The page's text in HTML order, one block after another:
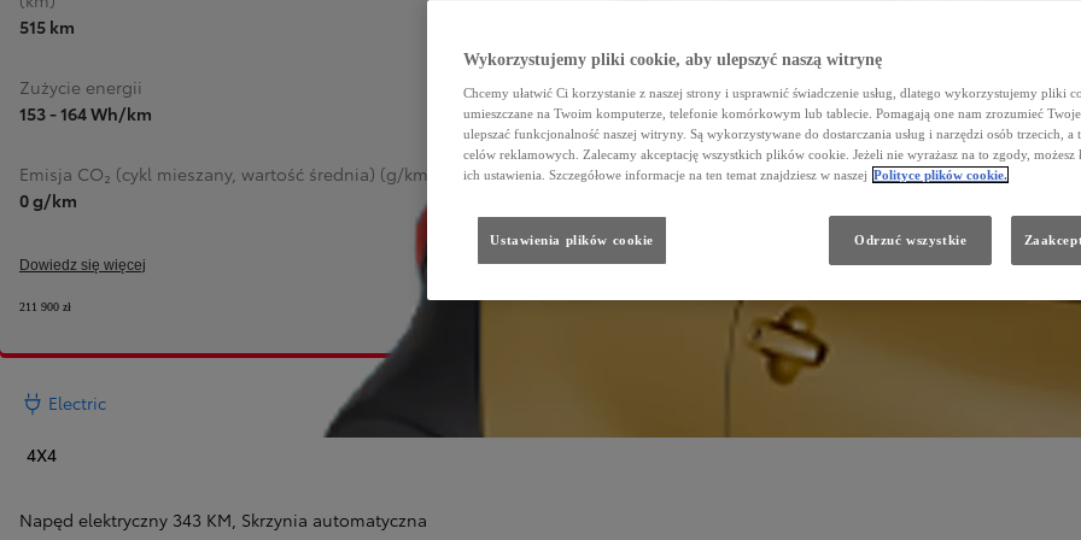
515 km
Zużycie energii
153 - 164 Wh/km
Emisja CO₂ (cykl mieszany, wartość średnia) (g/km)
0 g/km
Dowiedz się więcej
211 900 zł
Electric
4X4
Napęd elektryczny 343 KM, Skrzynia automatyczna
Wykorzystujemy pliki cookie, aby ulepszyć naszą witrynę
Chcemy ułatwić Ci korzystanie z naszej strony i usprawnić świadczenie usług, dlatego wykorzystujemy pliki
umieszczane na Twoim komputerze, telefonie komórkowym lub tablecie. Pomagają one nam zrozumieć
ulepszać funkcjonalność naszej witryny. Są wykorzystywane do dostarczania usług i narzędzi osób trzecich, a
celów reklamowych. Zalecamy akceptację wszystkich plików cookie. Jeżeli nie wyrażasz na to zgody, możesz
ich ustawienia. Szczegółowe informacje na ten temat znajdziesz w naszej Polityce plików cookie.
Odrzuć wszystkie
Ustawienia plików cookie